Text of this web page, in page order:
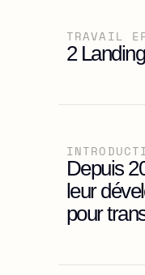
TRAVAIL
2
Depuis
leur
pour